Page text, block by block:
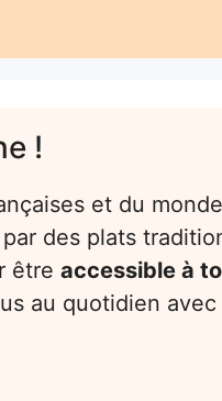
!
et du
des plats
être accessible à
au quotidien